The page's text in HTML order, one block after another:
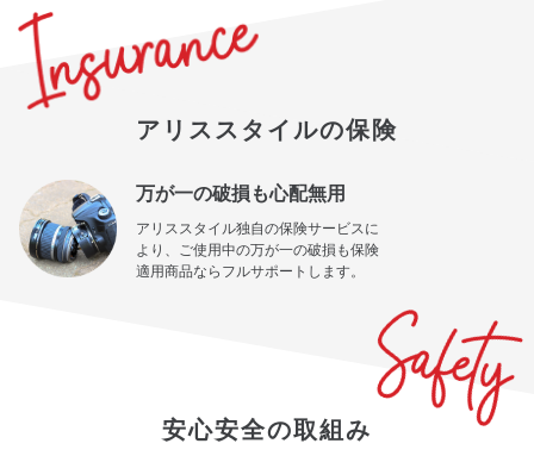
アリススタイルの保険
万が一の破損も心配無用
アリススタイル独自の保険サービスに
より、ご使用中の万が一の破損も保険
適用商品ならフルサポートします。
安心安全の取組み